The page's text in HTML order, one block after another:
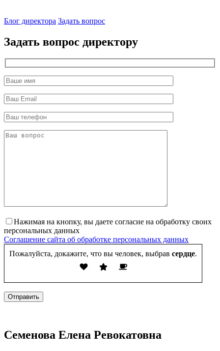
директор
Блог директора Задать вопрос
Задать вопрос директору
Нажимая на кнопку, вы даете согласие на обработку своих
персональных данных
Соглашение сайта об обработке персональных данных
Пожалуйста, докажите, что вы человек, выбрав сердце.
Отправить
Семенова Елена Ревокатовна